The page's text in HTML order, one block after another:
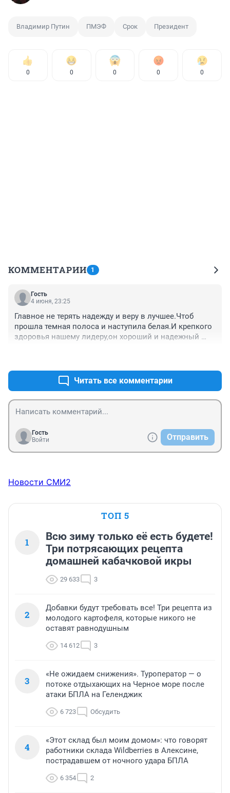
Владимир Путин ПМЭФ Срок Президент
0 0 0 0 0
КОММЕНТАРИИ 1
Гость
4 июня, 23:25
Главное не терять надежду и веру в лучшее.Чтоб
прошла темная полоса и наступила белая.И крепкого
здоровья нашему лидеру,он хороший и надежный
Читать все комментарии
Гость
Войти
Отправить
Новости СМИ2
ТОП 5
1
Всю зиму только её есть будете!
Три потрясающих рецепта
домашней кабачковой икры
29 633 3
2
Добавки будут требовать все! Три рецепта из
молодого картофеля, которые никого не
оставят равнодушным
14 612 3
3
«Не ожидаем снижения». Туроператор — о
потоке отдыхающих на Черное море после
атаки БПЛА на Геленджик
6 723 Обсудить
4
«Этот склад был моим домом»: что говорят
работники склада Wildberries в Алексине,
пострадавшем от ночного удара БПЛА
6 354 2